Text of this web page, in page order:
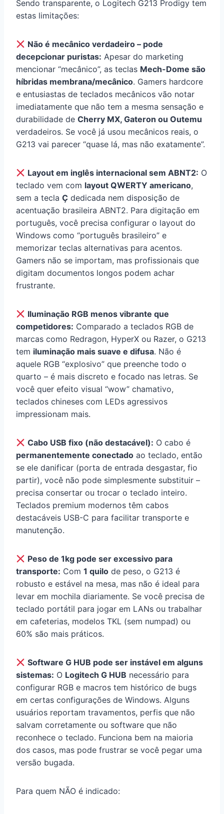
Sendo transparente, o Logitech G213 Prodigy tem
estas limitações:
Não é mecânico verdadeiro – pode
decepcionar puristas: Apesar do marketing
mencionar “mecânico”, as teclas Mech-Dome são
híbridas membrana/mecânico. Gamers hardcore
e entusiastas de teclados mecânicos vão notar
imediatamente que não tem a mesma sensação e
durabilidade de Cherry MX, Gateron ou Outemu
verdadeiros. Se você já usou mecânicos reais, o
G213 vai parecer “quase lá, mas não exatamente”.
Layout em inglês internacional sem ABNT2: O
teclado vem com layout QWERTY americano,
sem a tecla Ç dedicada nem disposição de
acentuação brasileira ABNT2. Para digitação em
português, você precisa configurar o layout do
Windows como “português brasileiro” e
memorizar teclas alternativas para acentos.
Gamers não se importam, mas profissionais que
digitam documentos longos podem achar
frustrante.
Iluminação RGB menos vibrante que
competidores: Comparado a teclados RGB de
marcas como Redragon, HyperX ou Razer, o G213
tem iluminação mais suave e difusa. Não é
aquele RGB “explosivo” que preenche todo o
quarto – é mais discreto e focado nas letras. Se
você quer efeito visual “wow” chamativo,
teclados chineses com LEDs agressivos
impressionam mais.
Cabo USB fixo (não destacável): O cabo é
permanentemente conectado ao teclado, então
se ele danificar (porta de entrada desgastar, fio
partir), você não pode simplesmente substituir –
precisa consertar ou trocar o teclado inteiro.
Teclados premium modernos têm cabos
destacáveis USB-C para facilitar transporte e
manutenção.
Peso de 1kg pode ser excessivo para
transporte: Com 1 quilo de peso, o G213 é
robusto e estável na mesa, mas não é ideal para
levar em mochila diariamente. Se você precisa de
teclado portátil para jogar em LANs ou trabalhar
em cafeterias, modelos TKL (sem numpad) ou
60% são mais práticos.
Software G HUB pode ser instável em alguns
sistemas: O Logitech G HUB necessário para
configurar RGB e macros tem histórico de bugs
em certas configurações de Windows. Alguns
usuários reportam travamentos, perfis que não
salvam corretamente ou software que não
reconhece o teclado. Funciona bem na maioria
dos casos, mas pode frustrar se você pegar uma
versão bugada.
Para quem NÃO é indicado: